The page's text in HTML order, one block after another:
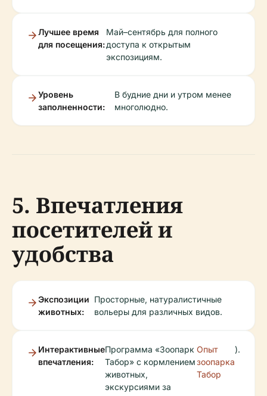
Лучшее время
для посещения:
Май–сентябрь для полного
доступа к открытым
экспозициям.
Уровень
заполненности:
В будние дни и утром менее
многолюдно.
5. Впечатления
посетителей и
удобства
Экспозиции
животных:
Просторные, натуралистичные
вольеры для различных видов.
Интерактивные
впечатления:
Программа «Зоопарк
Табор» с кормлением
животных,
экскурсиями за
Опыт
зоопарка
Табор
).